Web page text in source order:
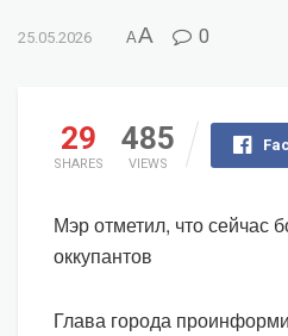
25.05.2026 AA 0
29
SHARES
485
VIEWS
Мэр отметил, что сейчас
оккупантов
Глава города